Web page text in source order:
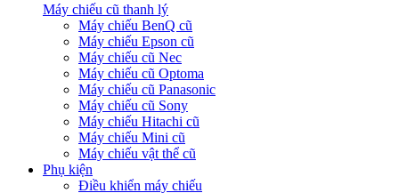
Máy chiếu cũ thanh lý
Máy chiếu BenQ cũ
Máy chiếu Epson cũ
Máy chiếu cũ Nec
Máy chiếu cũ Optoma
Máy chiếu cũ Panasonic
Máy chiếu cũ Sony
Máy chiếu Hitachi cũ
Máy chiếu Mini cũ
Máy chiếu vật thể cũ
Phụ kiện
Điều khiển máy chiếu